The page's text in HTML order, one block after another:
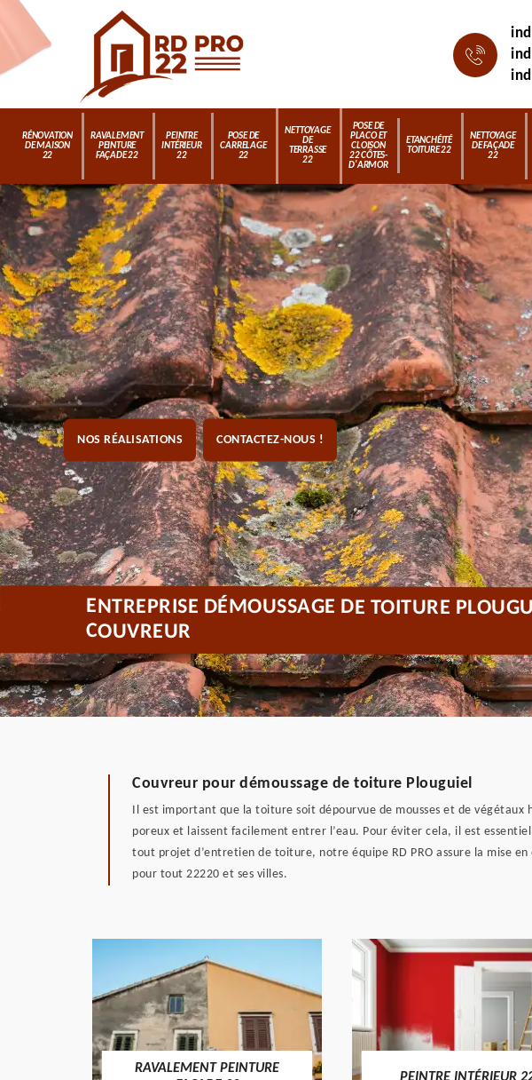
RÉNOVATION
DE MAISON
22
RAVALEMENT
PEINTURE
FAÇADE 22
PEINTRE
INTÉRIEUR
22
POSE DE
CARRELAGE
22
NETTOYAGE
DE
TERRASSE
22
POSE DE
PLACO ET
CLOISON
22 CÔTES-
D'ARMOR
ETANCHÉITÉ
TOITURE 22
NETTOYAGE
DE FAÇADE
22
NOS RÉALISATIONS CONTACTEZ-NOUS !
ENTREPRISE DÉMOUSSAGE DE TOITURE
COUVREUR
Couvreur pour démoussage de toiture Plouguiel
Il est important que la toiture soit dépourvue de mousses et de
poreux et laissent facilement entrer l’eau. Pour éviter cela, il est
tout projet d’entretien de toiture, notre équipe RD PRO assure la mise
pour tout 22220 et ses villes.
RAVALEMENT PEINTURE
PEINTRE INTÉRIEUR